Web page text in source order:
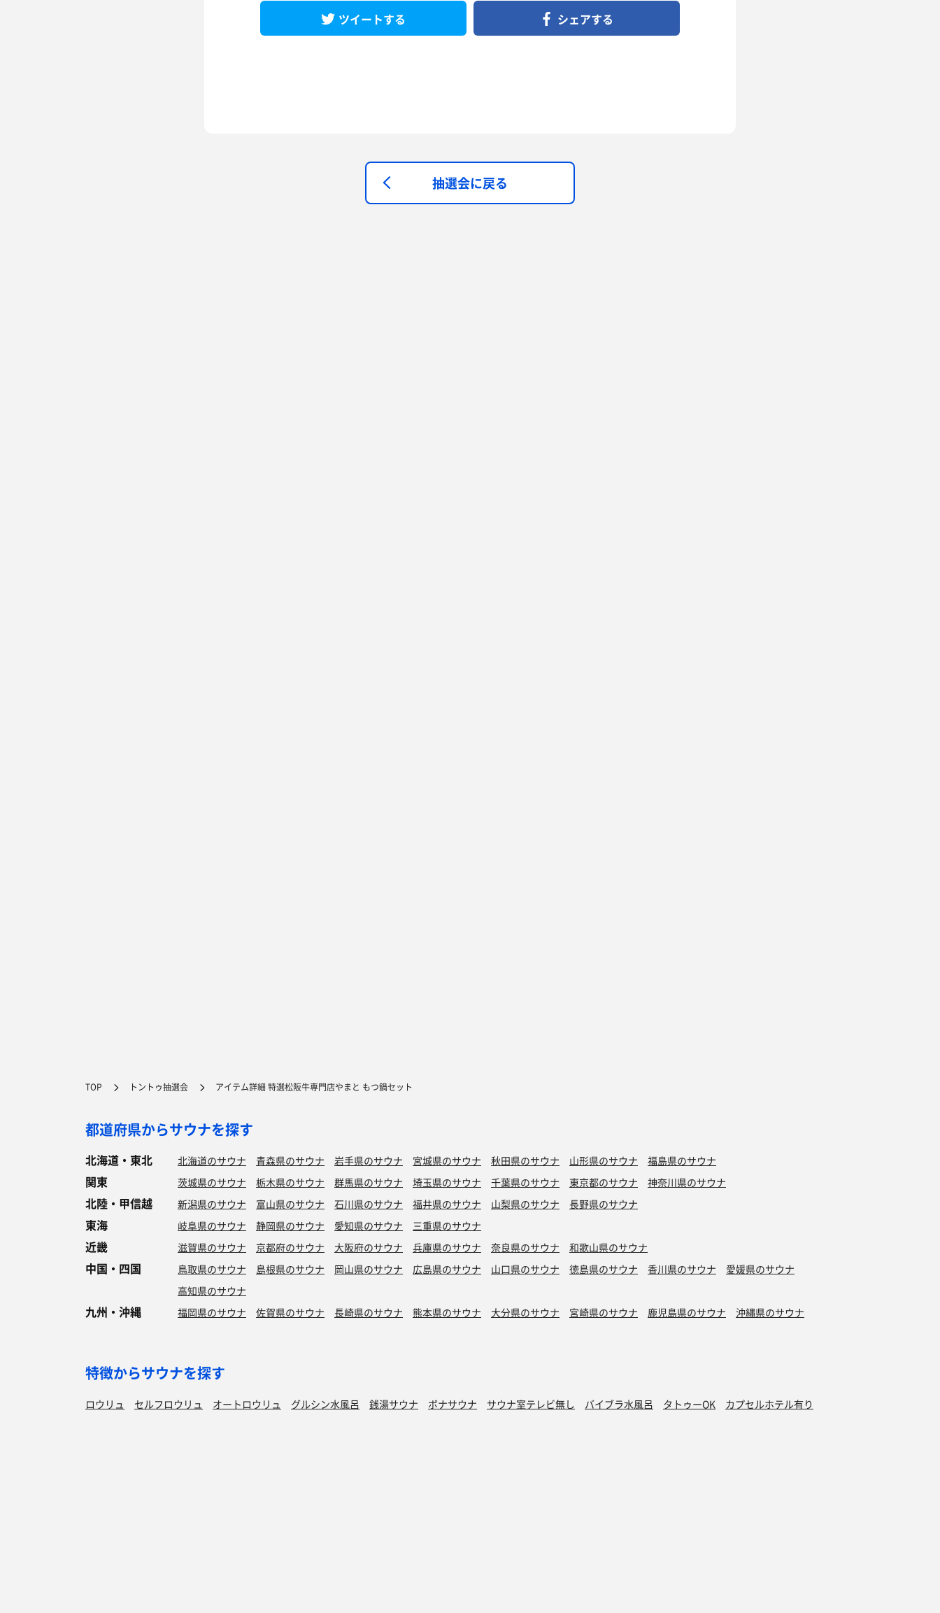
ツイートする シェアする
抽選会に戻る
TOP トントゥ抽選会 アイテム詳細 特選松阪牛専門店やまと もつ鍋セット
都道府県からサウナを探す
北海道・東北 北海道のサウナ 青森県のサウナ 岩手県のサウナ 宮城県のサウナ 秋田県のサウナ 山形県のサウナ 福島県のサウナ
関東 茨城県のサウナ 栃木県のサウナ 群馬県のサウナ 埼玉県のサウナ 千葉県のサウナ 東京都のサウナ 神奈川県のサウナ
北陸・甲信越 新潟県のサウナ 富山県のサウナ 石川県のサウナ 福井県のサウナ 山梨県のサウナ 長野県のサウナ
東海 岐阜県のサウナ 静岡県のサウナ 愛知県のサウナ 三重県のサウナ
近畿 滋賀県のサウナ 京都府のサウナ 大阪府のサウナ 兵庫県のサウナ 奈良県のサウナ 和歌山県のサウナ
中国・四国 鳥取県のサウナ 島根県のサウナ 岡山県のサウナ 広島県のサウナ 山口県のサウナ 徳島県のサウナ 香川県のサウナ
愛媛県のサウナ
高知県のサウナ
九州・沖縄 福岡県のサウナ 佐賀県のサウナ 長崎県のサウナ 熊本県のサウナ 大分県のサウナ 宮崎県のサウナ 鹿児島県のサウナ 沖縄県のサウナ
特徴からサウナを探す
ロウリュ セルフロウリュ オートロウリュ グルシン水風呂 銭湯サウナ ボナサウナ サウナ室テレビ無し バイブラ水風呂 タトゥーOK
カプセルホテル有り